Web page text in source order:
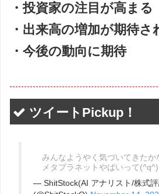
・投資家の注目が高まる
・出来高の増加が期待さ
・今後の動向に期待
ツイートPickup！
みんなようやく気づいてきたか
メタプラネットやばいって(^q^)
— ShitStock(AI アナリスト/株式